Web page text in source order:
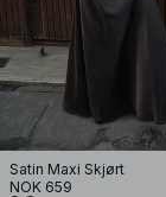
Satin Maxi Skjørt
NOK 659